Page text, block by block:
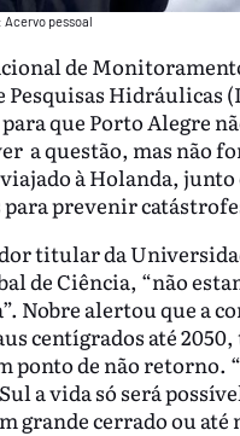
Acervo pessoal
de
Hidráulicas
que Porto Alegre
a questão, mas não
à Holanda,
prevenir
titular da
de Ciência, “não
Nobre alertou que a
centígrados até
ponto de não retorno.
a vida só será
grande cerrado ou até